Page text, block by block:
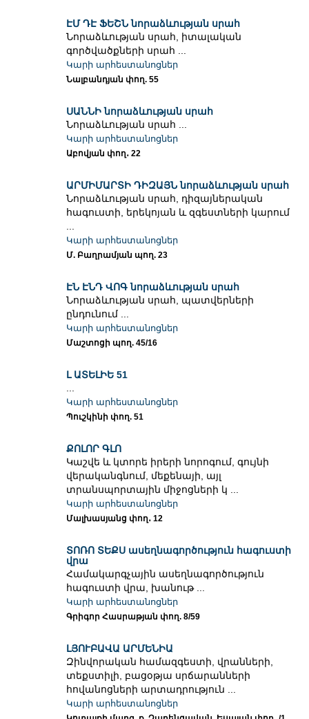
ԷՄ ԴԷ ՖԵՇՆ նորաձևության սրահ
Նորաձևության սրահ, իտալական
գործվածքների սրահ ...
Կարի արհեստանոցներ
Նալբանդյան փող. 55
ՍԱՆՆԻ նորաձևության սրահ
Նորաձևության սրահ ...
Կարի արհեստանոցներ
Աբովյան փող․ 22
ԱՐՄԻՄԱՐՏԻ ԴԻԶԱՅՆ նորաձևության սրահ
Նորաձևության սրահ, դիզայներական
հագուստի, երեկոյան և զգեստների կարում
Կարի արհեստանոցներ
Մ. Բաղրամյան պող. 23
ԷՆ ԷՆԴ ՎՈԳ նորաձևության սրահ
Նորաձևության սրահ, պատվերների
ընդունում ...
Կարի արհեստանոցներ
Մաշտոցի պող. 45/16
Լ ԱՏԵԼԻԵ 51
Կարի արհեստանոցներ
Պուշկինի փող. 51
ՔՈԼՈՐ ԳԼՈ
Կաշվե և կտորե իրերի նորոգում, գույնի
վերականգնում, մեքենայի, այլ
տրանսպորտային միջոցների կ ...
Կարի արհեստանոցներ
Մալխասյանց փող․ 12
ՏՈՌՈ ՏԵՔՍ ասեղնագործություն հագուստի
վրա
Համակարգչային ասեղնագործություն
հագուստի վրա, խանութ ...
Կարի արհեստանոցներ
Գրիգոր Հասրաթյան փող. 8/59
ԼՅՈՒԲԱՎԱ ԱՐՄԵՆԻԱ
Զինվորական համազգեստի, վրանների,
տեքստիլի, բացօթյա սրճարանների
հովանոցների արտադրություն ...
Կարի արհեստանոցներ